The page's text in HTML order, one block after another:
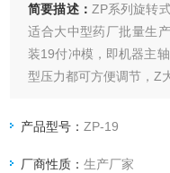
简要描述： ZP系列旋转
适合大中型药厂批量生
装19付冲模，即机器主
型压力都可方便调节，Z
产品型号：ZP-19
厂商性质：生产厂家